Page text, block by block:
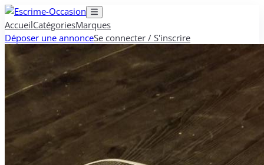
AccueilCatégoriesMarques
Déposer une annonceSe connecter / S'inscrire